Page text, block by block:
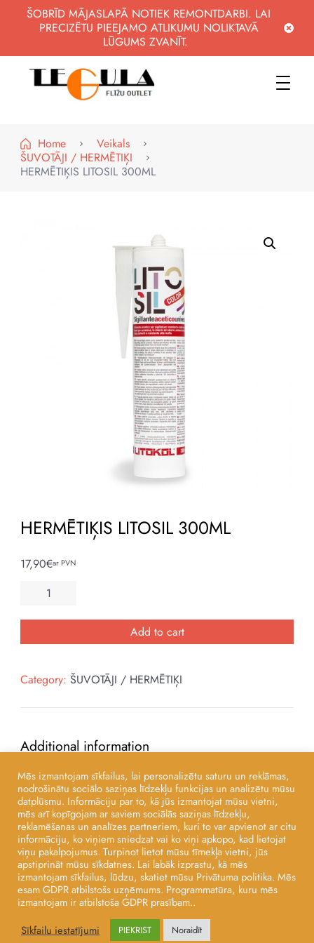
ŠOBRĪD MĀJASLAPĀ NOTIEK REMONTDARBI. LAI
PRECIZĒTU PIEEJAMO ATLIKUMU NOLIKTAVĀ
LŪGUMS ZVANĪT.
Home
Veikals
ŠUVOTĀJI / HERMĒTIĶI
HERMĒTIĶIS LITOSIL 300ML
HERMĒTIĶIS LITOSIL 300ML
17,90€ar PVN
HERMĒTIĶIS
quantity
Add to cart
Category: ŠUVOTĀJI / HERMĒTIĶI
Additional information
Ražotājs
LITOKOL
SIA TEGULA Developed By
Powered byWordPress.Privātuma Politika
Mēs izmantojam sīkfailus, lai personalizētu saturu un reklāmas,
nodrošinātu sociālo saziņas līdzekļu funkcijas un analizētu mūsu
datplūsmu. Informāciju par to, kā jūs izmantojat mūsu vietni,
mēs arī kopīgojam ar saviem sociālās saziņas līdzekļu,
reklamēšanas un analīzes partneriem, kuri to var apvienot ar citu
informāciju, ko viņiem sniedzat vai ko viņi apkopo, kad lietojat
viņu pakalpojumus. Turpinot lietot mūsu tīmekļa vietni, jūs
apstiprināt mūsu sīkdatnes. Lai labāk izprastu, kā mēs
izmantojam sīkfailus, lūdzu, skatiet mūsu Privātuma politika. Mēs
esam GDPR atbilstošs uzņēmums. Programmatūra, kuru mēs
izmantojam ir atbilstoša GDPR prasībam..
Sīkfailu iestatījumi
PIEKRIST Noraidīt